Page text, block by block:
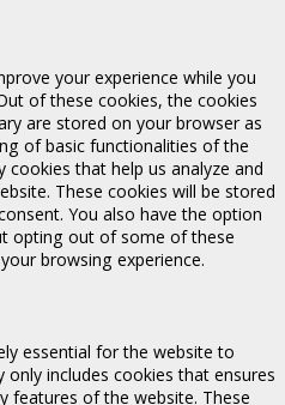
your experience while you
of these cookies, the cookies
are stored on your browser as
of basic functionalities of the
cookies that help us analyze and
These cookies will be stored
You also have the option
opting out of some of these
browsing experience.
essential for the website to
includes cookies that ensures
features of the website. These